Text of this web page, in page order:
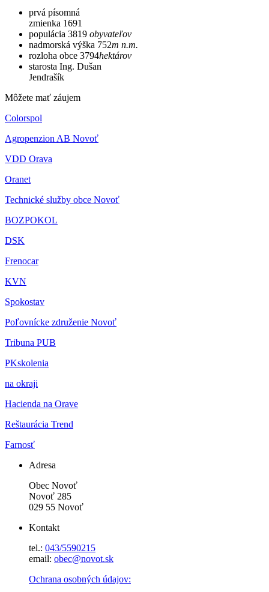
prvá písomná
zmienka 1691
populácia 3819 obyvateľov
nadmorská výška 752m n.m.
rozloha obce 3794hektárov
starosta Ing. Dušan
Jendrašík
Môžete mať záujem
Colorspol
Agropenzion AB Novoť
VDD Orava
Oranet
Technické služby obce Novoť
BOZPOKOL
DSK
Frenocar
KVN
Spokostav
Poľovnícke združenie Novoť
Tribuna PUB
PKskolenia
na okraji
Hacienda na Orave
Reštaurácia Trend
Farnosť
Adresa
Obec Novoť
Novoť 285
029 55 Novoť
Kontakt
tel.: 043/5590215
email: obec@novot.sk
Ochrana osobných údajov: